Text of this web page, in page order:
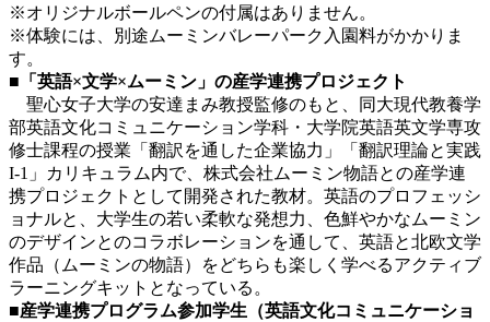
※オリジナルボールペンの付属はありません。
※体験には、別途ムーミンバレーパーク入園料がかかりま
す。
■「英語×文学×ムーミン」の産学連携プロジェクト
聖心女子大学の安達まみ教授監修のもと、同大現代教養学
部英語文化コミュニケーション学科・大学院英語英文学専攻
修士課程の授業「翻訳を通した企業協力」「翻訳理論と実践
I-1」カリキュラム内で、株式会社ムーミン物語との産学連
携プロジェクトとして開発された教材。英語のプロフェッシ
ョナルと、大学生の若い柔軟な発想力、色鮮やかなムーミン
のデザインとのコラボレーションを通して、英語と北欧文学
作品（ムーミンの物語）をどちらも楽しく学べるアクティブ
ラーニングキットとなっている。
■産学連携プログラム参加学生（英語文化コミュニケーショ